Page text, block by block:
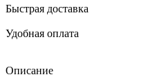
Быстрая доставка
Удобная оплата
Описание